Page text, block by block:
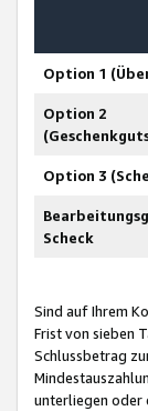
Option 1
Option 2
Option 3
Scheck
Sind auf Ihrem
Frist von sieben
Schlussbetrag
unterliegen oder